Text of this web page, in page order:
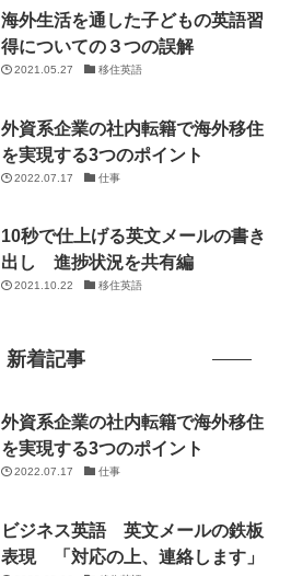
海外生活を通した子どもの英語習
得についての３つの誤解
2021.05.27 移住英語
外資系企業の社内転籍で海外移住
を実現する3つのポイント
2022.07.17 仕事
10秒で仕上げる英文メールの書き
出し 進捗状況を共有編
2021.10.22 移住英語
新着記事
外資系企業の社内転籍で海外移住
を実現する3つのポイント
2022.07.17 仕事
ビジネス英語 英文メールの鉄板
表現 「対応の上、連絡します」